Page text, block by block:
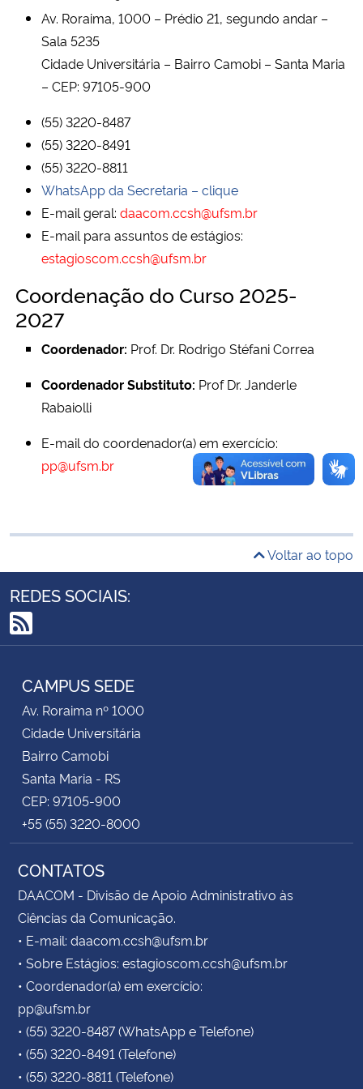
Ministério da Cidadania
Ministério da Saúde
Ministério da Ciência, Tecnologia, Inovações e Comunicações
Ministério do Meio Ambiente
Ministério do Turismo
Ministério do Desenvolvimento Regional
Controladoria-Geral da União
Ministério da Mulher, da Família e dos Direitos Humanos
Secretaria-Geral
Secretaria de Governo
Banco Central do Brasil
Planalto
Av. Roraima, 1000 – Prédio 21, segundo andar –
Sala 5235
Cidade Universitária – Bairro Camobi – Santa Maria
– CEP: 97105-900
(55) 3220-8487
(55) 3220-8491
(55) 3220-8811
WhatsApp da Secretaria – clique
E-mail geral: daacom.ccsh@ufsm.br
E-mail para assuntos de estágios:
estagioscom.ccsh@ufsm.br
Coordenação do Curso 2025-
2027
Coordenador: Prof. Dr. Rodrigo Stéfani Correa
Coordenador Substituto: Prof Dr. Janderle
Rabaiolli
E-mail do coordenador(a) em exercício:
pp@ufsm.br
Voltar ao topo
REDES SOCIAIS:
RSS
CAMPUS SEDE
Av. Roraima nº 1000
Cidade Universitária
Bairro Camobi
Santa Maria - RS
CEP: 97105-900
+55 (55) 3220-8000
CONTATOS
DAACOM - Divisão de Apoio Administrativo às
Ciências da Comunicação.
• E-mail: daacom.ccsh@ufsm.br
• Sobre Estágios: estagioscom.ccsh@ufsm.br
• Coordenador(a) em exercício:
pp@ufsm.br
• (55) 3220-8487 (WhatsApp e Telefone)
• (55) 3220-8491 (Telefone)
• (55) 3220-8811 (Telefone)